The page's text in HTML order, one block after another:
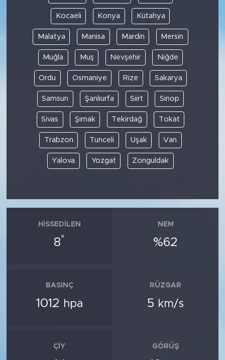
Kocaeli Konya Kütahya
Malatya Manisa Mardin Mersin
Muğla Muş Nevşehir Niğde
Ordu Osmaniye Rize Sakarya
Samsun Şanlıurfa Siirt Sinop
Sivas Şırnak Tekirdağ Tokat
Trabzon Tunceli Uşak Van
Yalova Yozgat Zonguldak
HISSEDILEN
8°
NEM
%62
BASINÇ
1012 hpa
RÜZGAR
5 km/s
ÇIY GÖRÜŞ